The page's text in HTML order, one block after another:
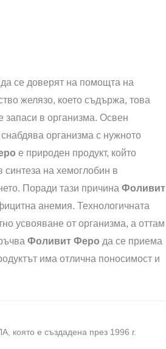
се доверят на помощта на
желязо, което съдържа, това
запаси в организма. Освен
снабдява организма с нужното
е природен продукт, който
синтеза на хемоглобин в
Поради тази причина Фоливит
анемия. Технологичната
усвояване от организма, а оттам
Фоливит Феро да се приема
има отлична поносимост и
, която е създадена през 1996 г.